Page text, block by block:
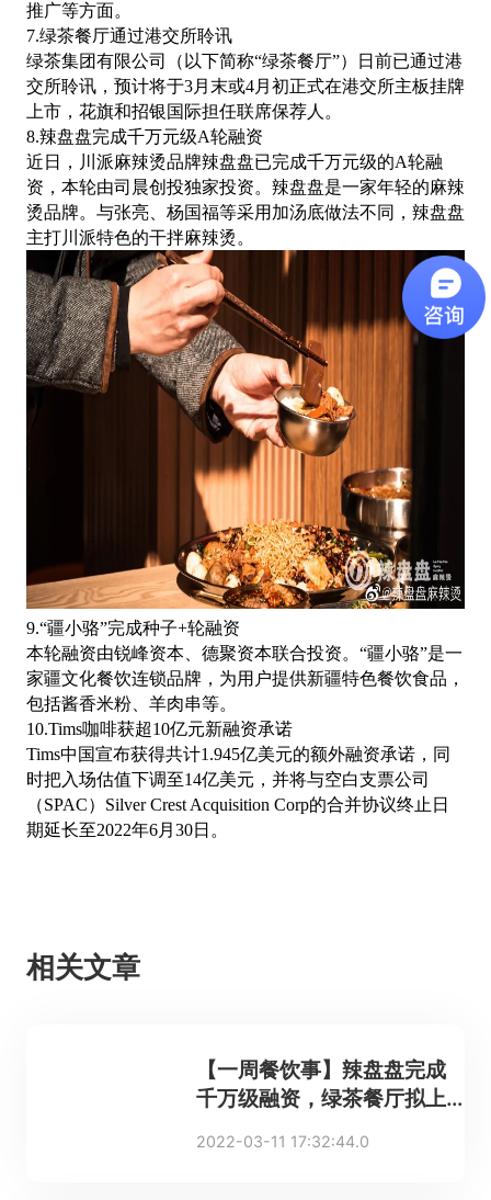
推广等方面。
7.绿茶餐厅通过港交所聆讯
绿茶集团有限公司（以下简称“绿茶餐厅”）日前已通过港
交所聆讯，预计将于3月末或4月初正式在港交所主板挂牌
上市，花旗和招银国际担任联席保荐人。
8.辣盘盘完成千万元级A轮融资
近日，川派麻辣烫品牌辣盘盘已完成千万元级的A轮融
资，本轮由司晨创投独家投资。辣盘盘是一家年轻的麻辣
烫品牌。与张亮、杨国福等采用加汤底做法不同，辣盘盘
主打川派特色的干拌麻辣烫。
9.“疆小骆”完成种子+轮融资
本轮融资由锐峰资本、德聚资本联合投资。 “疆小骆”是一
家疆文化餐饮连锁品牌，为用户提供新疆特色餐饮食品，
包括酱香米粉、羊肉串等。
10.Tims咖啡获超10亿元新融资承诺
Tims中国宣布获得共计1.945亿美元的额外融资承诺，同
时把入场估值下调至14亿美元，并将与空白支票公司
（SPAC）Silver Crest Acquisition Corp的合并协议终止日
期延长至2022年6月30日。
相关文章
【一周餐饮事】辣盘盘完成
千万级融资，绿茶餐厅拟上
2022-03-11 17:32:44.0